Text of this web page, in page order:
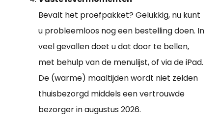
Bevalt het proefpakket? Gelukkig, nu kunt
u probleemloos nog een bestelling doen. In
veel gevallen doet u dat door te bellen,
met behulp van de menulijst, of via de iPad.
De (warme) maaltijden wordt niet zelden
thuisbezorgd middels een vertrouwde
bezorger in augustus 2026.